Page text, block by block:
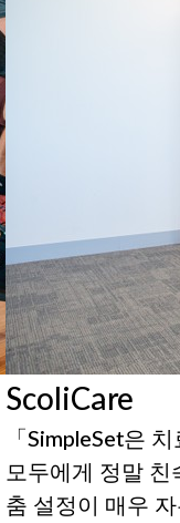
ScoliCare
「SimpleSet은
모두에게 정말 친
춤 설정이 매우